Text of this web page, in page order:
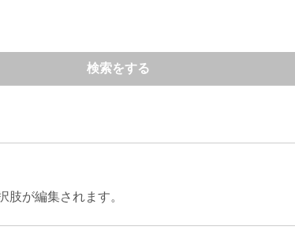
検索をする
が編集されます。